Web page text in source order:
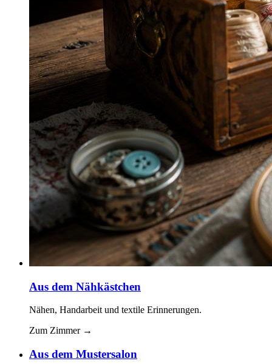
Aus dem Nähkästchen
Nähen, Handarbeit und textile Erinnerungen.
Zum Zimmer →
Aus dem Mustersalon